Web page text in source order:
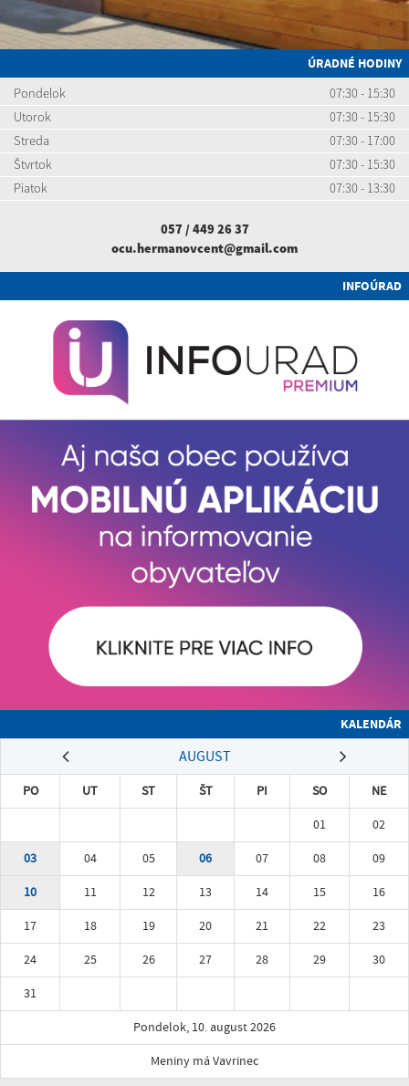
ÚRADNÉ HODINY
Pondelok
07:30 - 15:30
Utorok
07:30 - 15:30
Streda
07:30 - 17:00
Štvrtok
07:30 - 15:30
Piatok
07:30 - 13:30
057 / 449 26 37
ocu.hermanovcent@gmail.com
INFOÚRAD
KALENDÁR
AUGUST
PO UT ST ŠT PI SO
NE
01
02
03
04 05 06 07 08
09
10
11 12 13 14 15
16
17
18 19 20 21 22
23
24
25 26 27 28 29
30
31
Pondelok, 10. august 2026
Meniny má Vavrinec